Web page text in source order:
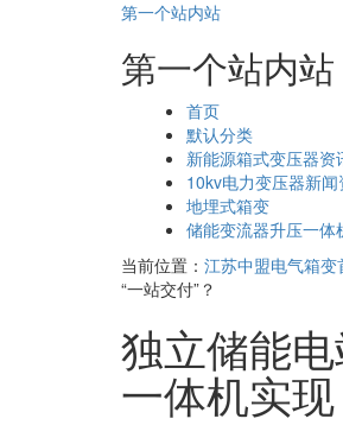
第一个站内站
第一个站内站
首页
默认分类
新能源箱式变压器资
10kv电力变压器新闻
地埋式箱变
储能变流器升压一体
当前位置： 江苏中盟电气箱变
“一站交付”？
独立储能
一体机实现